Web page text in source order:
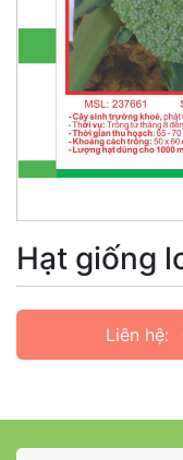
Hạt giống
Liên hệ: